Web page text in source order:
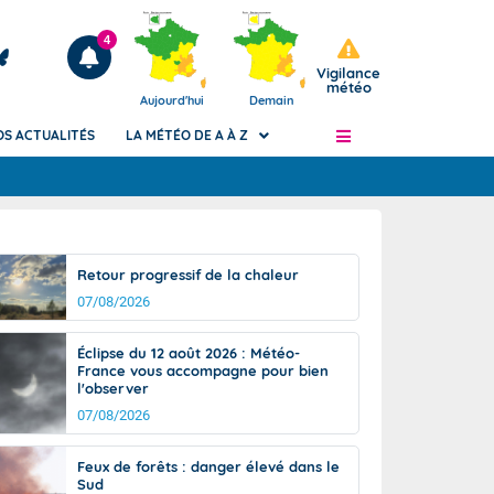
Articles
4
Aujourd'hui Demain
Vigilance
météo
de
Phénomènes dangereux de J+2 à J+7
Avertissement pluies intenses à l'échelle
des communes (Apic)
Bulletins Marine
Bulletins d'estimation du risque
d'avalanche
Météo des forêts
Vigicrues
ACTUALITÉS LA MÉTÉO DE A À Z
Retour progressif de la chaleur
07/08/2026
Éclipse du 12 août 2026 : Météo-
France vous accompagne pour bien
l'observer
07/08/2026
Feux de forêts : danger élevé dans le
Sud